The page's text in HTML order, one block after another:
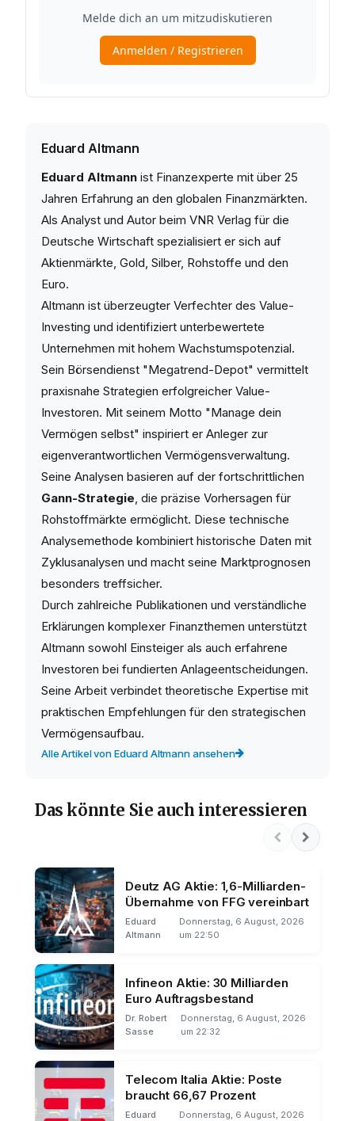
Eduard Altmann
Eduard Altmann ist Finanzexperte mit über 25
Jahren Erfahrung an den globalen Finanzmärkten.
Als Analyst und Autor beim VNR Verlag für die
Deutsche Wirtschaft spezialisiert er sich auf
Aktienmärkte, Gold, Silber, Rohstoffe und den
Euro.
Altmann ist überzeugter Verfechter des Value-
Investing und identifiziert unterbewertete
Unternehmen mit hohem Wachstumspotenzial.
Sein Börsendienst "Megatrend-Depot" vermittelt
praxisnahe Strategien erfolgreicher Value-
Investoren. Mit seinem Motto "Manage dein
Vermögen selbst" inspiriert er Anleger zur
eigenverantwortlichen Vermögensverwaltung.
Seine Analysen basieren auf der fortschrittlichen
Gann-Strategie , die präzise Vorhersagen für
Rohstoffmärkte ermöglicht. Diese technische
Analysemethode kombiniert historische Daten mit
Zyklusanalysen und macht seine Marktprognosen
besonders treffsicher.
Durch zahlreiche Publikationen und verständliche
Erklärungen komplexer Finanzthemen unterstützt
Altmann sowohl Einsteiger als auch erfahrene
Investoren bei fundierten Anlageentscheidungen.
Seine Arbeit verbindet theoretische Expertise mit
praktischen Empfehlungen für den strategischen
Vermögensaufbau.
Alle Artikel von Eduard Altmann ansehen
Das könnte Sie auch interessieren
Deutz AG Aktie: 1,6-Milliarden-
Übernahme von FFG vereinbart
Eduard
Altmann
Donnerstag, 6 August, 2026
um 22:50
Infineon Aktie: 30 Milliarden
Euro Auftragsbestand
Dr. Robert
Sasse
Donnerstag, 6 August, 2026
um 22:32
Telecom Italia Aktie: Poste
braucht 66,67 Prozent
Eduard
Donnerstag, 6 August, 2026